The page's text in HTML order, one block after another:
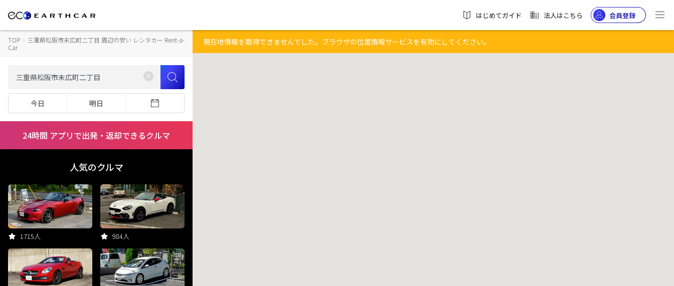
はじめてガイド 法人はこちら 会員登録
現在地情報を取得できませんでした。ブラウザの位置情報サービスを有効にしてください。
TOP › 三重県松阪市末広町二丁目 周辺の安い レンタカー Rent-a-
Car
今日 明日
24時間 アプリで出発・返却できるクルマ
人気のクルマ
1715人 984人